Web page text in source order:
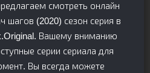
смотреть онлайн
шагов (2020) сезон серия в
Вашему вниманию
серии сериала для
Вы всегда можете